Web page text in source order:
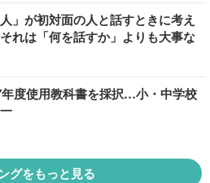
」が初対面の人と話すときに考え
れは「何を話すか」よりも大事な
度使用教科書を採択…小・中学校
グをもっと見る